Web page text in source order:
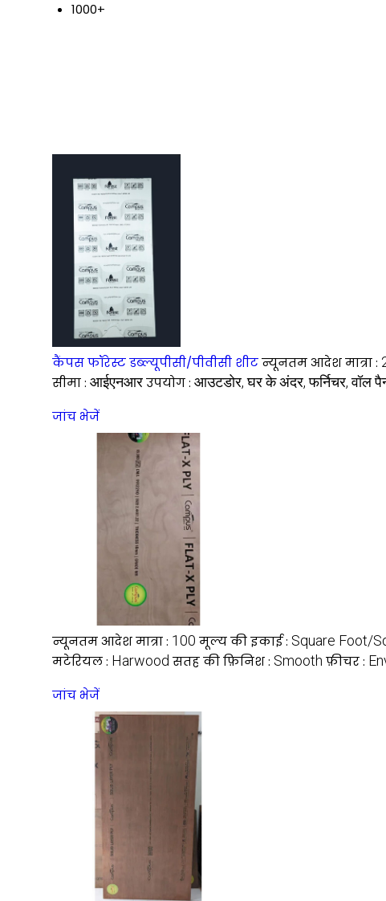
1000+
कैंपस फॉरेस्ट डब्ल्यूपीसी/पीवीसी शीटन्यूनतम आदेश मात्रा :
सीमा : आईएनआरउपयोग : आउटडोर, घर के अंदर, फर्निचर, वॉल
जांच भेजें
न्यूनतम आदेश मात्रा : 100 मूल्य की इकाई : Square Foot/
मटेरियल : Harwood सतह की फ़िनिश : Smooth फ़ीचर :
जांच भेजें